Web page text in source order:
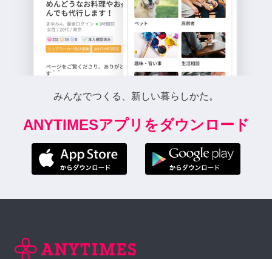
みんなでつくる、新しい暮らしかた。
ANYTIMESアプリをダウンロード